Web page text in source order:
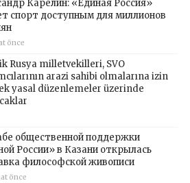
Карелин: «Единая Россия»
спорт доступным для миллионов
önce
Rusya milletvekilleri, SVO
arazi sahibi olmalarına izin
yasal düzenlemeler üzerinde
общественной поддержки
России» в Казани открылась
философской живописи
önce